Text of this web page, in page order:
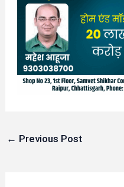
← Previous Post